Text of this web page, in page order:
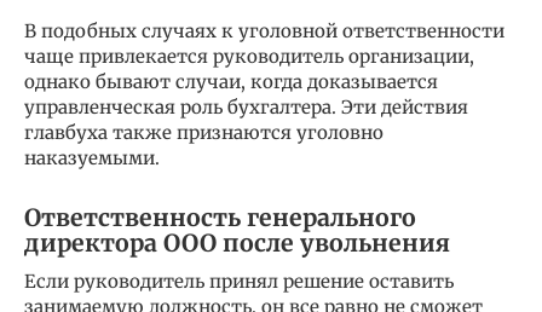
В подобных случаях к уголовной ответственности
чаще привлекается руководитель организации,
однако бывают случаи, когда доказывается
управленческая роль бухгалтера. Эти действия
главбуха также признаются уголовно
наказуемыми.
Ответственность генерального
директора ООО после увольнения
Если руководитель принял решение оставить
занимаемую должность, он все равно не сможет